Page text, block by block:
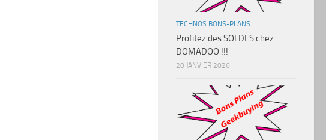
TECHNOS BONS-PLANS
Profitez des SOLDES chez
DOMADOO !!!
20 JANVIER 2026